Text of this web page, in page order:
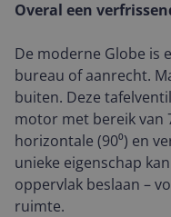
Overal een
De moderne Globe is
bureau of aanrecht.
buiten. Deze
motor met bereik van
horizontale (90⁰) en
unieke eigenschap
oppervlak beslaan –
ruimte.